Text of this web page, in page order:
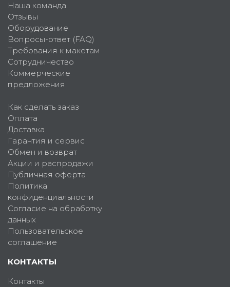
Наша команда
Отзывы
Оборудование
Вопросы-ответ (FAQ)
Требования к макетам
Сотрудничество
Коммерческие
предложения
Как сделать заказ
Оплата
Доставка
Гарантия и сервис
Обмен и возврат
Акции и распродажи
Публичная оферта
Политика
конфиденциальности
Согласие на обработку
данных
Пользовательское
соглашение
КОНТАКТЫ
Контакты